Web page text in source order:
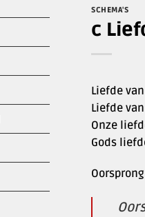
SCHEMA'S
c
Liefde
Liefde
Onze
Gods